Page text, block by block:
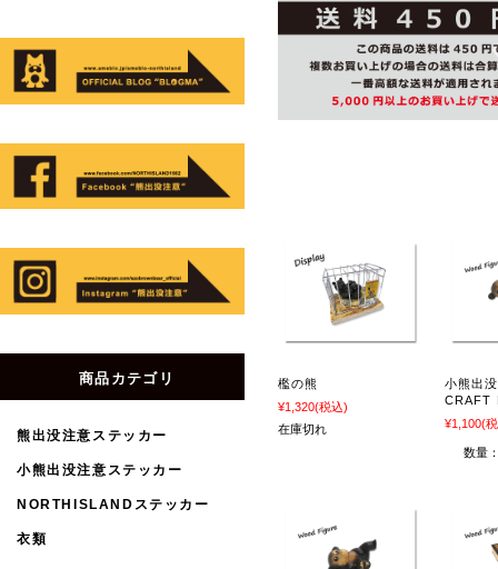
檻の熊
¥1,320(税込)
在庫切れ
小熊出
CRAFT
¥1,100(
数量
商品カテゴリ
熊出没注意ステッカー
小熊出没注意ステッカー
NORTHISLANDステッカー
衣類